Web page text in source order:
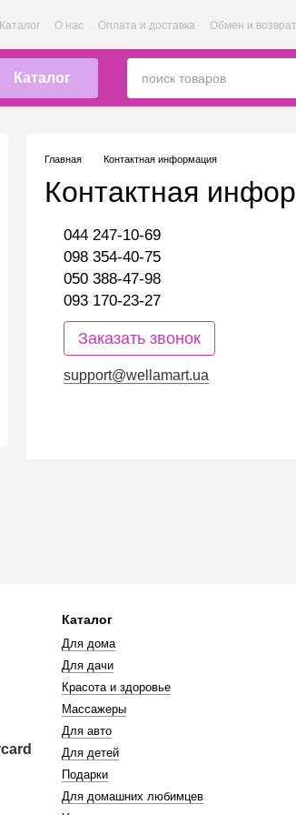
Каталог О нас Оплата и доставка Обмен и возврат
Каталог
Главная Контактная информация
Контактная
044 247-10-69
098 354-40-75
050 388-47-98
093 170-23-27
Заказать звонок
support@wellamart.ua
Каталог
Для дома
Для дачи
Красота и здоровье
Массажеры
Для авто
Для детей
Подарки
Для домашних любимцев